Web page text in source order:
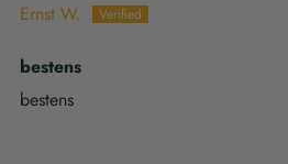
Ernst W.
bestens
bestens